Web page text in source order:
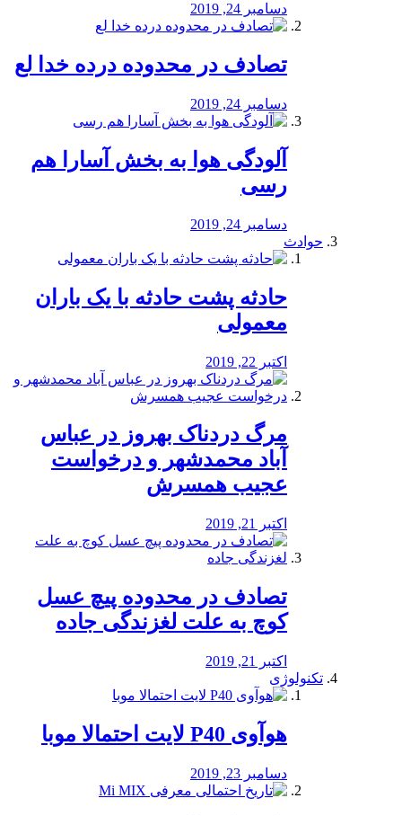
دسامبر 24, 2019
تصادف در محدوده درده خدا لع
دسامبر 24, 2019
آلودگی هوا به بخش آسارا هم
رسی
دسامبر 24, 2019
حوادث
️حادثه پشت حادثه با یک باران
معمولی
اکتبر 22, 2019
مرگ دردناک بهروز در عباس
آباد محمدشهر و درخواست
عجیب همسرش
اکتبر 21, 2019
تصادف در محدوده پیچ عسل
کوچ به علت لغزندگی جاده
اکتبر 21, 2019
تکنولوژی
هوآوی P40 لایت احتمالا موبا
دسامبر 23, 2019